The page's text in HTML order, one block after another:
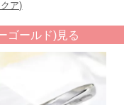
ア)
ゴールド)見る